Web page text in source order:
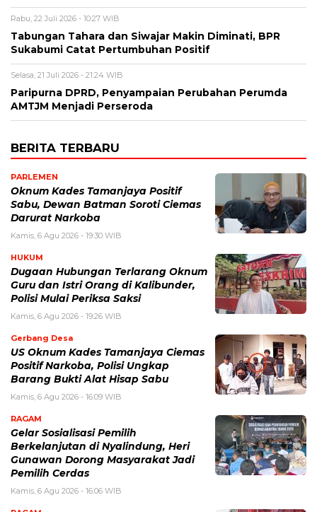
Rabu, 22 Juli 2026 - 10:27 WIB
Tabungan Tahara dan Siwajar Makin Diminati, BPR
Sukabumi Catat Pertumbuhan Positif
Selasa, 21 Juli 2026 - 21:24 WIB
Paripurna DPRD, Penyampaian Perubahan Perumda
AMTJM Menjadi Perseroda
BERITA TERBARU
PARLEMEN
Oknum Kades Tamanjaya Positif
Sabu, Dewan Batman Soroti Ciemas
Darurat Narkoba
Kamis, 6 Agu 2026 - 19:30 WIB
HUKUM
Dugaan Hubungan Terlarang Oknum
Guru dan Istri Orang di Kalibunder,
Polisi Mulai Periksa Saksi
Kamis, 6 Agu 2026 - 19:26 WIB
Gerbang Desa
US Oknum Kades Tamanjaya Ciemas
Positif Narkoba, Polisi Ungkap
Barang Bukti Alat Hisap Sabu
Kamis, 6 Agu 2026 - 16:09 WIB
RAGAM
Gelar Sosialisasi Pemilih
Berkelanjutan di Nyalindung, Heri
Gunawan Dorong Masyarakat Jadi
Pemilih Cerdas
Kamis, 6 Agu 2026 - 16:06 WIB